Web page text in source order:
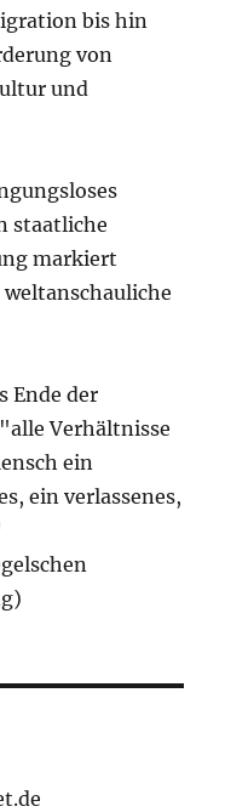
bis hin
von
und
staatliche
markiert
Ende der
Verhältnisse
ein
ein verlassenes,